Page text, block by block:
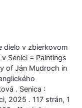
dielo v zbierkovom
Senici = Paintings
of Ján Mudroch in
. Senica :
2025 . 117 strán, 1